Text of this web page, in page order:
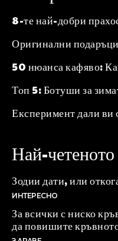
8-те най-добри
Оригинални
50 нюанса кафяво:
Топ 5: Ботуши за
Експеримент дали ви
Най-четеното
Зодии дати, или
ИНТЕРЕСНО
За всички с ниско
да повишите